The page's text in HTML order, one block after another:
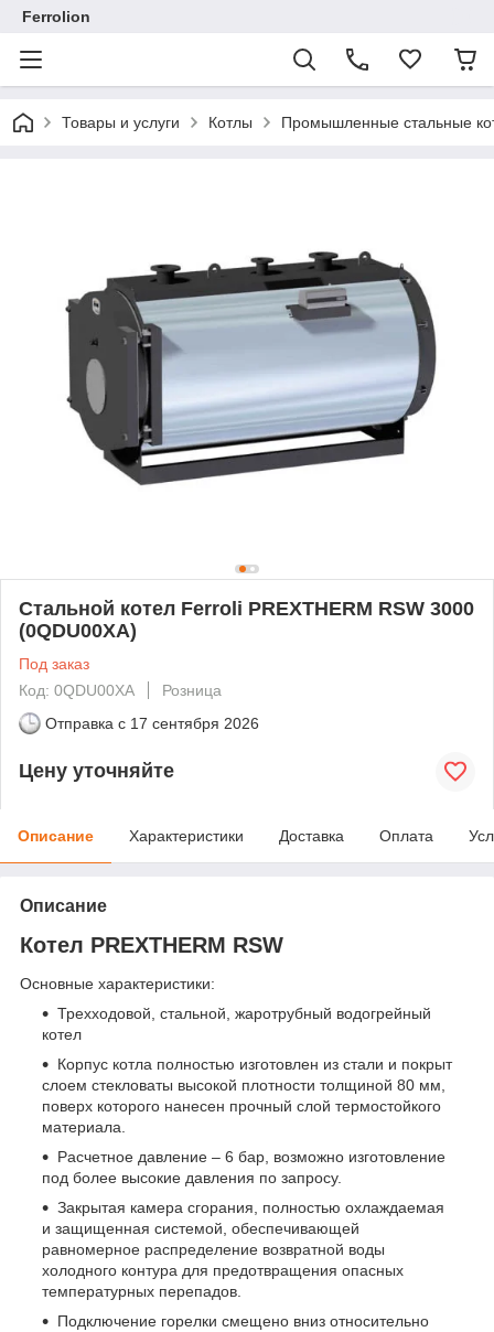
Ferrolion
Товары и услуги Котлы Промышленные стальные
Стальной котел Ferroli PREXTHERM RSW 3000
(0QDU00XA)
Под заказ
Код: 0QDU00XA
Розница
Отправка с 17 сентября 2026
Цену уточняйте
Описание Характеристики Доставка Оплата
Описание
Котел PREXTHERM RSW
Основные характеристики:
Трехходовой, стальной, жаротрубный водогрейный
котел
Корпус котла полностью изготовлен из стали и покрыт
слоем стекловаты высокой плотности толщиной 80 мм,
поверх которого нанесен прочный слой термостойкого
материала.
Расчетное давление – 6 бар, возможно изготовление
под более высокие давления по запросу.
Закрытая камера сгорания, полностью охлаждаемая
и защищенная системой, обеспечивающей
равномерное распределение возвратной воды
холодного контура для предотвращения опасных
температурных перепадов.
Подключение горелки смещено вниз относительно